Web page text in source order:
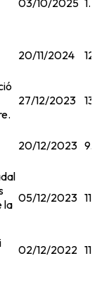
03/10/2025
20/11/2024
27/12/2023
20/12/2023
la 05/12/2023
02/12/2022